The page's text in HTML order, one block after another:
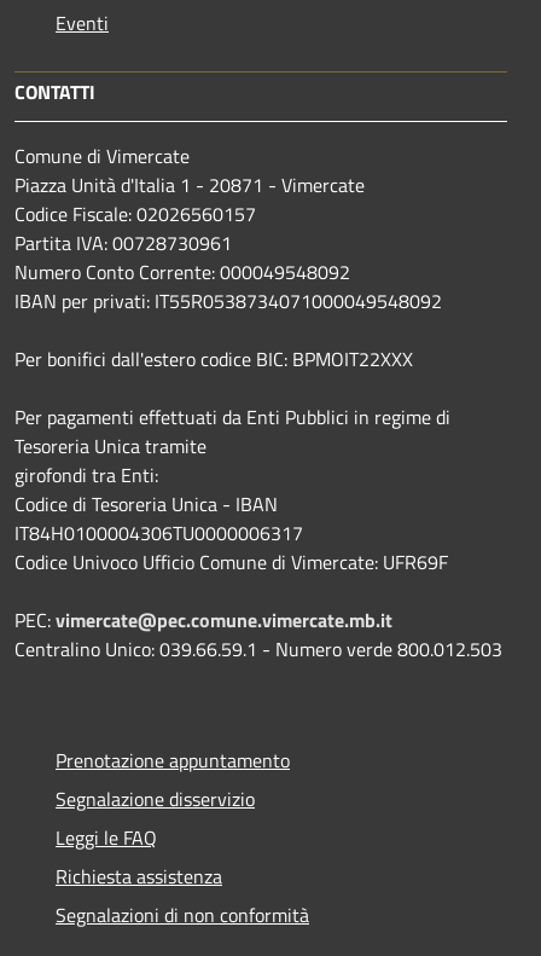
Eventi
CONTATTI
Comune di Vimercate
Piazza Unità d'Italia 1 - 20871 - Vimercate
Codice Fiscale: 02026560157
Partita IVA: 00728730961
Numero Conto Corrente: 000049548092
IBAN per privati: IT55R0538734071000049548092
Per bonifici dall'estero codice BIC: BPMOIT22XXX
Per pagamenti effettuati da Enti Pubblici in regime di
Tesoreria Unica tramite
girofondi tra Enti:
Codice di Tesoreria Unica - IBAN
IT84H0100004306TU0000006317
Codice Univoco Ufficio Comune di Vimercate: UFR69F
PEC:vimercate@pec.comune.vimercate.mb.it
Centralino Unico: 039.66.59.1 - Numero verde 800.012.503
Prenotazione appuntamento
Segnalazione disservizio
Leggi le FAQ
Richiesta assistenza
Segnalazioni di non conformità